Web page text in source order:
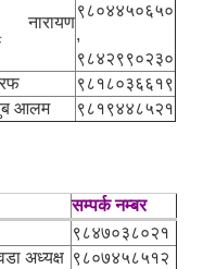
नारायण
९८०४४५०६५०
,
९८४२९९०२३०
९८१८०३६६१९
आलम ९८१९४४८५२१
सम्पर्क नम्बर
९८४७०३८०२१
अध्यक्ष ९८०७४५८५१२